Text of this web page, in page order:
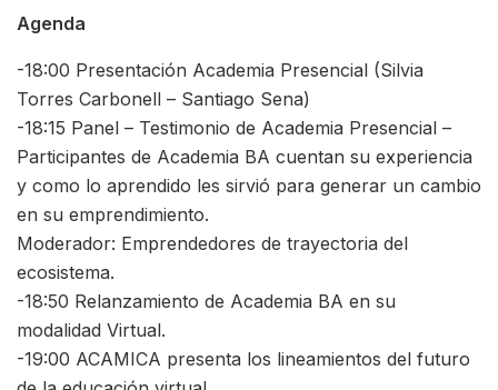
Agenda
-18:00 Presentación Academia Presencial (Silvia
Torres Carbonell – Santiago Sena)
-18:15 Panel – Testimonio de Academia Presencial –
Participantes de Academia BA cuentan su experiencia
y como lo aprendido les sirvió para generar un cambio
en su emprendimiento.
Moderador: Emprendedores de trayectoria del
ecosistema.
-18:50 Relanzamiento de Academia BA en su
modalidad Virtual.
-19:00 ACAMICA presenta los lineamientos del futuro